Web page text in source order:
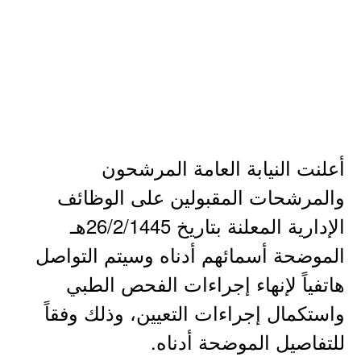
أعلنت النيابة العامة المرشحون
والمرشحات المقبولين على الوظائف
الإدارية المعلنة بتاريخ 26/2/1445هـ
الموضحة أسمائهم أدناه وسيتم التواصل
هاتفياً لإنهاء إجراءات الفحص الطبي
واستكمال إجراءات التعيين، وذلك وفقاً
للتفاصيل الموضحة أدناه.